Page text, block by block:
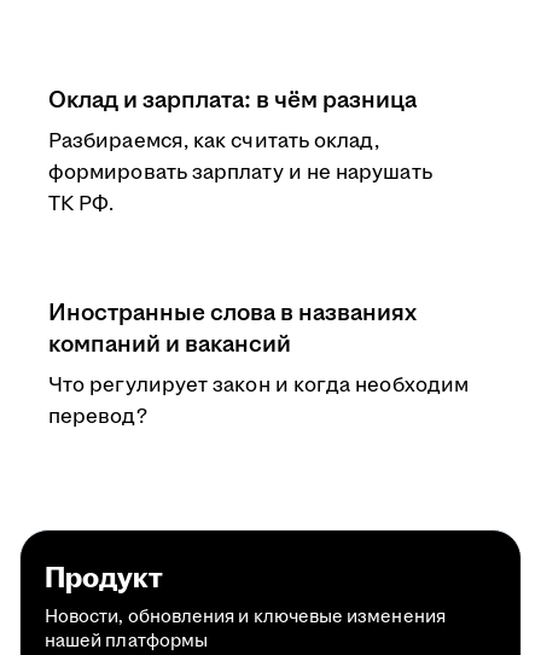
Оклад и зарплата: в чём разница
Разбираемся, как считать оклад,
формировать зарплату и не нарушать
ТК РФ.
Иностранные слова в названиях
компаний и вакансий
Что регулирует закон и когда необходим
перевод?
Продукт
Новости, обновления и ключевые изменения
нашей платформы